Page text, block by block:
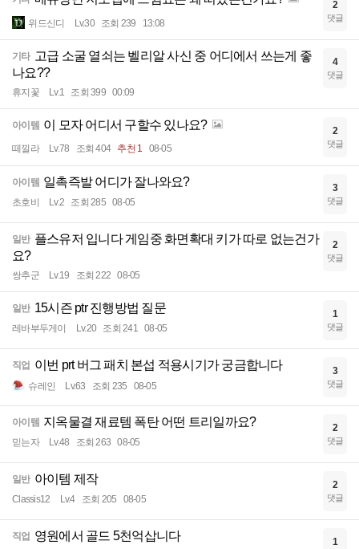
위드신디 Lv.30 조회 239 13:08
2
댓글
기타 고급 소굴 열쇠는 벨리알 사신 중 어디에서 쓰는게 좋
나요??
휴지꽃 Lv.1 조회 399 00:09
4
댓글
아이템 이 모자 어디서 구할수 있나요?
떼낄라 Lv.78 조회 404 추천 1 08-05
2
댓글
아이템 일촉즉발 어디가 잘나와요?
초호비 Lv.2 조회 285 08-05
3
댓글
일반 플스유저 입니다 게임중 화면확대 키가 따로 없는건가
요?
쌍추군 Lv.19 조회 222 08-05
2
댓글
일반 15시즌 ptr 진행방법 질문
레바부두게이 Lv.20 조회 241 08-05
1
댓글
직업 이번 prt 버그 패치 본섭 적용시기가 궁금합니다
슈레인 Lv.63 조회 235 08-05
3
댓글
아이템 지옥물결 재료템 폭탄 어떤 트리일까요?
믿는자 Lv.48 조회 263 08-05
2
댓글
일반 아이템 제작
Classis12 Lv.4 조회 205 08-05
2
댓글
직업 영원에서 골드 5천억삽니다 1